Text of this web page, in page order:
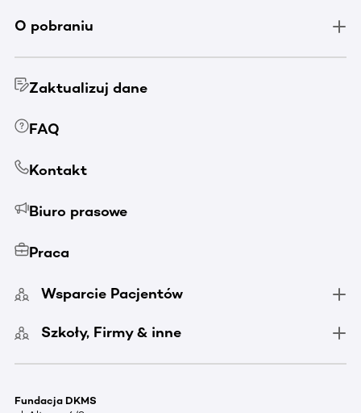
O pobraniu
Zaktualizuj dane
FAQ
Kontakt
Biuro prasowe
Praca
Wsparcie Pacjentów
Szkoły, Firmy & inne
Fundacja DKMS